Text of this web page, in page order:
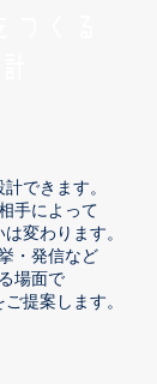
できます。
手によって
変わります。
・発信など
場面で
提案します。